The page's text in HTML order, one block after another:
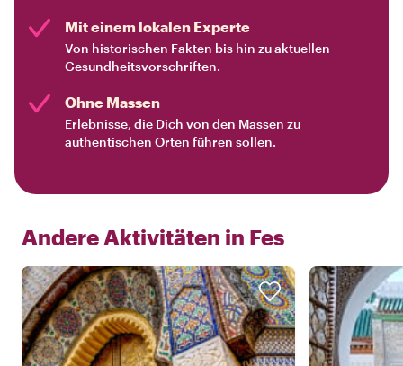
Mit einem lokalen Experte
Von historischen Fakten bis hin zu aktuellen
Gesundheitsvorschriften.
Ohne Massen
Erlebnisse, die Dich von den Massen zu
authentischen Orten führen sollen.
Andere Aktivitäten in Fes